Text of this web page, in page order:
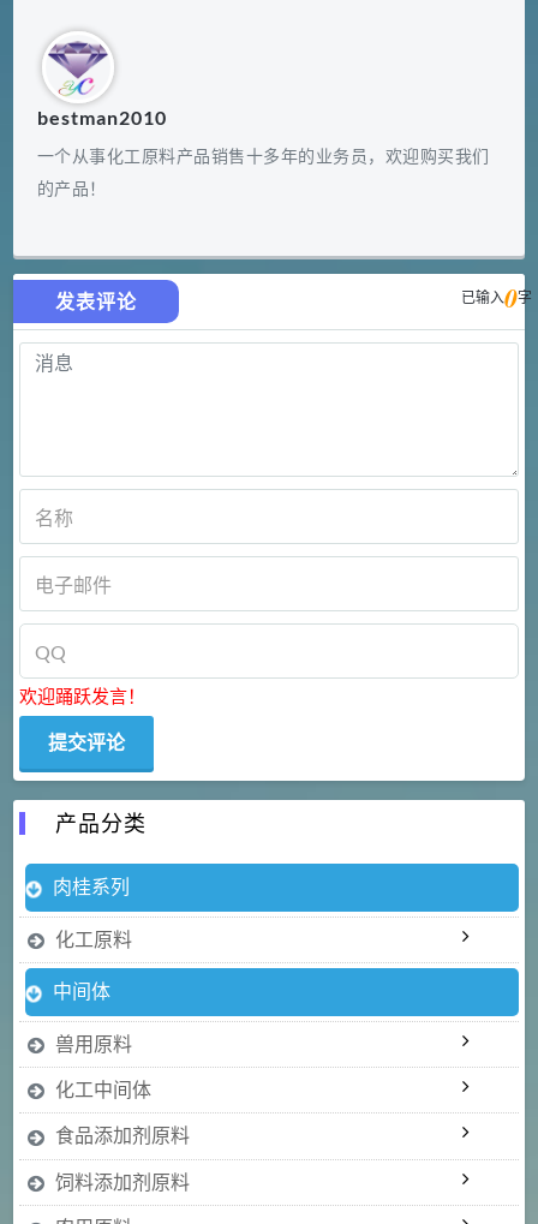
bestman2010
一个从事化工原料产品销售十多年的业务员，欢迎购买我们
的产品！
发表评论 已输入0字
欢迎踊跃发言！
产品分类
肉桂系列
化工原料
中间体
兽用原料
化工中间体
食品添加剂原料
饲料添加剂原料